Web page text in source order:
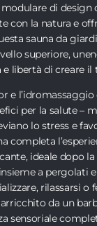
di design
con la natura e
sauna da
superiore,
e libertà di creare
e
per la salute –
lo stress e
completa
ideale dopo
a pergolati
rilassarsi o
da un
sensoriale